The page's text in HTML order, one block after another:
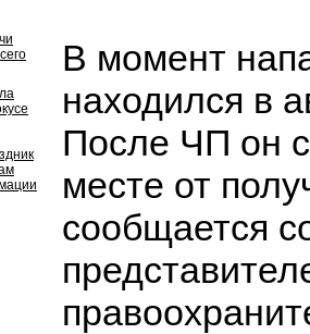
В момент
находился в
После ЧП он
месте от
сообщается